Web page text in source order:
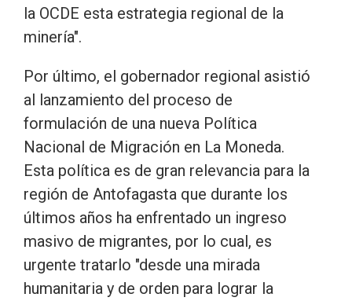
la OCDE esta estrategia regional de la
minería".
Por último, el gobernador regional asistió
al lanzamiento del proceso de
formulación de una nueva Política
Nacional de Migración en La Moneda.
Esta política es de gran relevancia para la
región de Antofagasta que durante los
últimos años ha enfrentado un ingreso
masivo de migrantes, por lo cual, es
urgente tratarlo "desde una mirada
humanitaria y de orden para lograr la